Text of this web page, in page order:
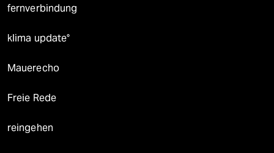
fernverbindung
klima update°
Mauerecho
Freie Rede
reingehen